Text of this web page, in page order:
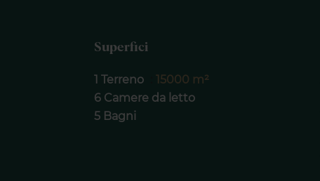
Superfici
1 Terreno
15000 m²
6 Camere da letto
5 Bagni